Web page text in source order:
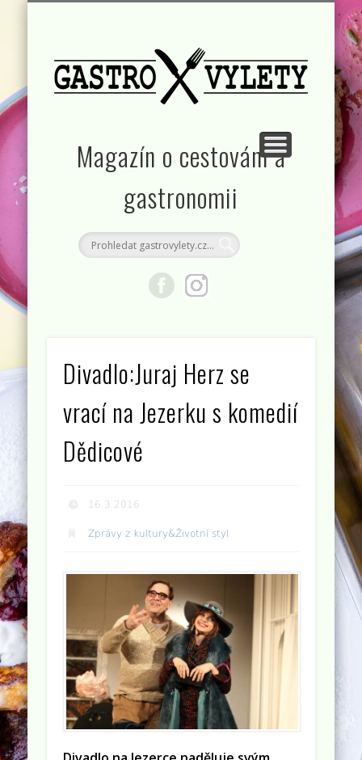
Magazín o cestování a
gastronomii
Divadlo:Juraj Herz se
vrací na Jezerku s komedií
Dědicové
16.3.2016
Zprávy z kultury&Životní styl